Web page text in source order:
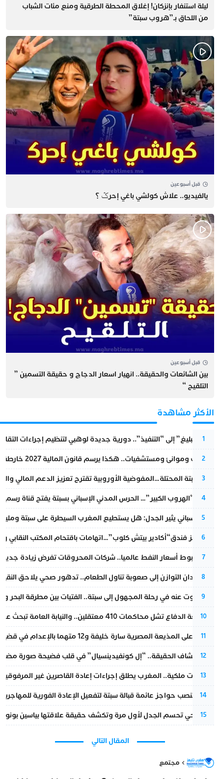
​ليلة استنفار بإنزكان! إغلاق المحطة الطرقية ومنع مئات الشباب
من اللحاق بـ”هروب سبتة”
قبل أسبوعين
يالفيديو.. علاش كولشي باغي إحرݣ ؟
قبل أسبوعين
بين الشائعات والحقيقة.. انهيار اسعار الدجاج و حقيقة التسمين ”
التلقيح “
الأكثر مشاهدة
1
من “التبليغ” إلى “التنفيذ”.. دورية جديدة لوهبي لتنظيم إجراءات
2
قطارات وموانئ ومستشفيات.. هكذا يرسم قانون المالية 2027 خارطة المغرب المقبل
3
أزمة سبتة المحتلة…المفوضية الأوروبية تقترح تعزيز الدعم المالي
4
عملية “الهروب الكبير”… الحرس المدني الإسباني بسبتة يفتح قناة
5
تقرير إسباني يثير الجدل: هل يستطيع المغرب السيطرة على سبتة
6
أزمة تهز فندق“أكادير بيتش كلوب”…اتهامات باقتحام المكتب النقابي
7
رغم هبوط أسعار النفط عالميا.. شركات المحروقات تفرض زيادة
8
من فقدان التوازن إلى صعوبة تناول الطعام.. تدهور صحي يلاحق النقيب
9
المسكوت عنه في رحلة المجهول إلى سبتة.. الفتيات بين مطرقة البحر
10
مقاطعة الدفاع تشل محاكمات 410 معتقلين.. والنيابة العامة تبحث عن حل قانوني
11
الحكم على المذيعة المصرية سارة خليفة و12 متهما بالإعدام في قضية هزت بلاد الفراعنة
12
بعد انكشاف الحقيقة.. “إل كونفيدينسيال” في قلب فضيحة صورة
13
بتعليمات ملكية.. المغرب يطلق إجراءات إعادة القاصرين غير
14
إسبانيا تنصب حواجز عائمة قبالة سبتة لتفعيل الإعادة الفورية للمهاجرين
15
نورا فتحي تحسم الجدل لأول مرة وتكشف حقيقة علاقتها بياسين بونو
المقال التالي
مجتمع